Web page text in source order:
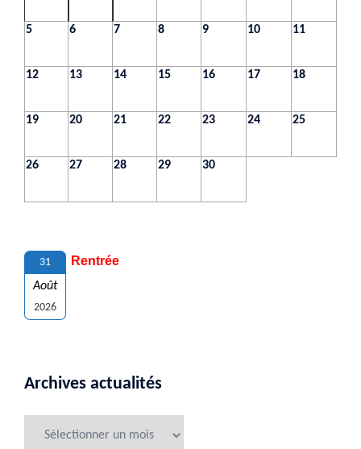
5 6 7 8 9 10 11
12 13 14 15 16 17 18
19 20 21 22 23 24 25
26 27 28 29 30
31
Août
2026
Rentrée
Archives actualités